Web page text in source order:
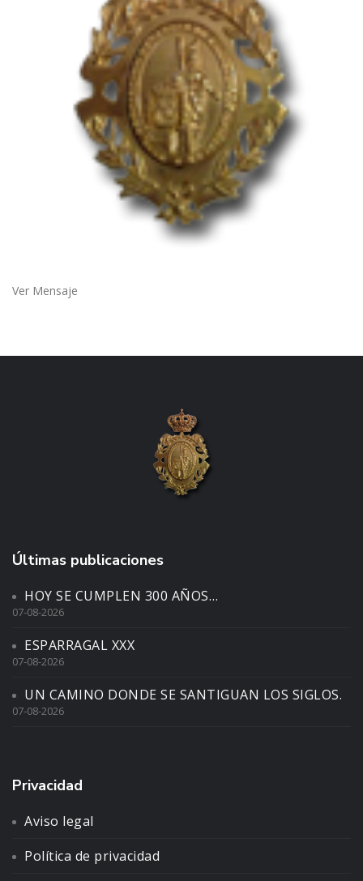
Ver Mensaje
Últimas publicaciones
HOY SE CUMPLEN 300 AÑOS…
07-08-2026
ESPARRAGAL XXX
07-08-2026
UN CAMINO DONDE SE SANTIGUAN LOS SIGLOS.
07-08-2026
Privacidad
Aviso legal
Política de privacidad